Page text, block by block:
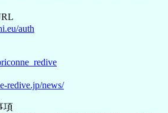
auth
redive.jp/news/
項